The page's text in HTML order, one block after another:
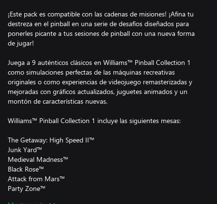
¡Este pack es compatible con las cadenas de misiones! ¡Afina tu
destreza en el pinball en una serie de desafíos diseñados para
ponerles picante a tus sesiones de pinball con una nueva forma
de jugar!
Juega a 9 auténticos clásicos en Williams™ Pinball Collection 1
como simulaciones perfectas de las máquinas recreativas
originales o como experiencias de videojuego remasterizadas y
mejoradas con gráficos actualizados, juguetes animados y un
montón de características nuevas.
Williams™ Pinball Collection 1 incluye las siguientes mesas:
The Getaway: High Speed II™
Junk Yard™
Medieval Madness™
Black Rose™
Attack from Mars™
Party Zone™